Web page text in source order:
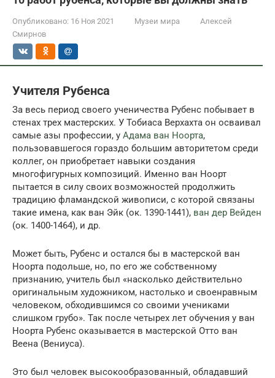
Опубликовано: 16 Ноя 2021 Музеи мира
Алексей
Смирнов
Учителя Рубенса
За весь период своего ученичества Рубенс побывает в
стенах трех мастерских. У Тобиаса Верхахта он осваивал
самые азы профессии, у Адама ван Ноорта,
пользовавшегося гораздо большим авторитетом среди
коллег, он приобретает навыки создания
многофигурных композиций. Именно ван Ноорт
пытается в силу своих возможностей продолжить
традицию фламандской живописи, с которой связаны
такие имена, как ван Эйк (ок. 1390-1441), ван дер Вейден
(ок. 1400-1464), и др.
Может быть, Рубенс и остался бы в мастерской ван
Ноорта подольше, но, по его же собственному
признанию, учитель был «насколько действительно
оригинальным художником, настолько и своенравным
человеком, обходившимся со своими учениками
слишком грубо». Так после четырех лет обучения у ван
Ноорта Рубенс оказывается в мастерской Отто ван
Веена (Вениуса).
Это был человек высокообразованный, обладавший